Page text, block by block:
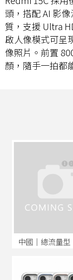
頭，搭配 AI 影
質，支援 Ultra
啟人像模式可呈
像照片。前置
顏，隨手一拍都
中國│總流量